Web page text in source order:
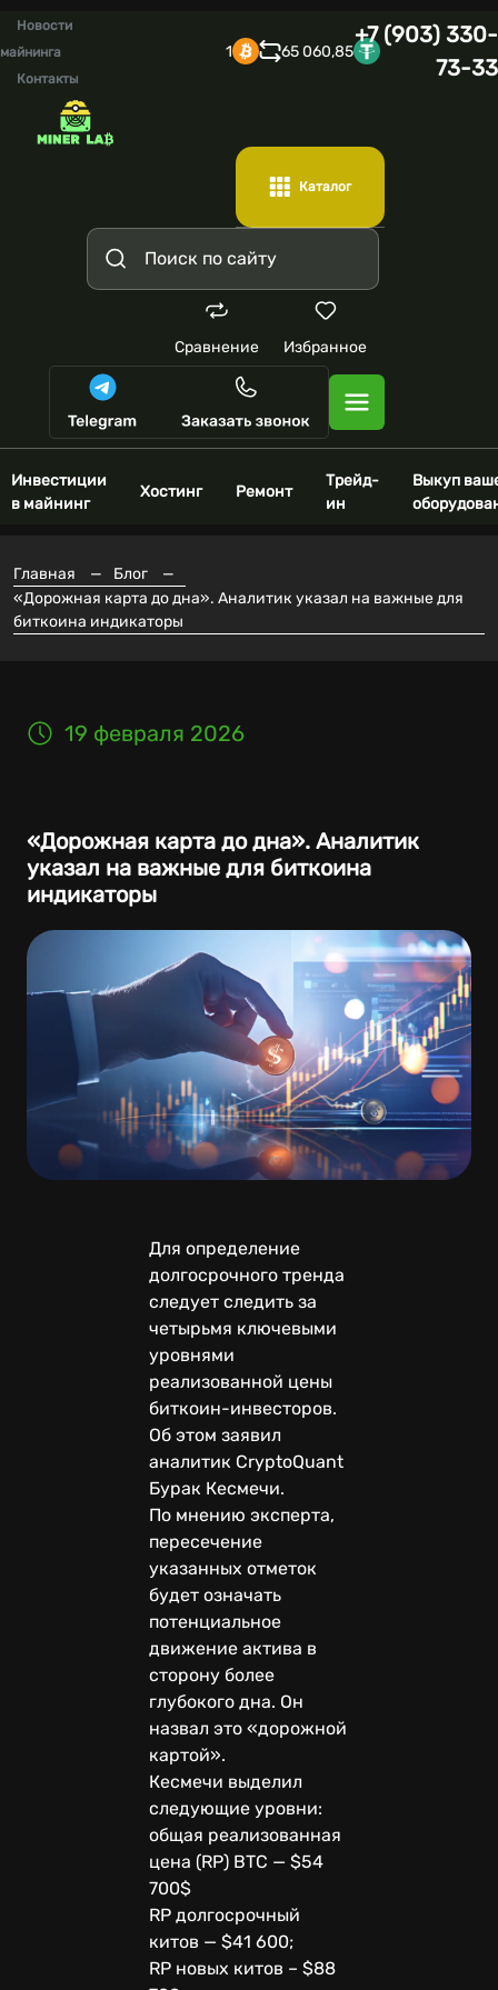
Новости
майнинга
Контакты
1 65 060,85
+7 (903) 330-
73-33
Каталог
Сравнение Избранное
Инвестиции
в майнинг
Хостинг Ремонт
Трейд-
ин
Выкуп
Главная — Блог
—
«Дорожная карта до дна». Аналитик указал на важные для
биткоина индикаторы
19 февраля 2026
«Дорожная карта до дна». Аналитик
указал на важные для биткоина
индикаторы
Для определение
долгосрочного тренда
следует следить за
четырьмя ключевыми
уровнями
реализованной цены
биткоин-инвесторов.
Об этом заявил
аналитик CryptoQuant
Бурак Кесмечи.
По мнению эксперта,
пересечение
указанных отметок
будет означать
потенциальное
движение актива в
сторону более
глубокого дна. Он
назвал это «дорожной
картой».
Кесмечи выделил
следующие уровни:
общая реализованная
цена (RP) BTC — $54
700$
RP долгосрочный
китов — $41 600;
RP новых китов – $88